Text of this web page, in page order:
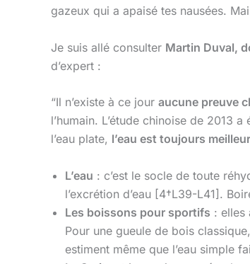
gazeux qui a apaisé tes nausées.
Je suis allé consulter Martin Duval,
d’expert :
“Il n’existe à ce jour aucune preuve
l’humain. L’étude chinoise de 2013
l’eau plate, l’eau est toujours
L’eau : c’est le socle de toute
l’excrétion d’eau [4†L39-L41].
Les boissons pour sportifs : elles
Pour une gueule de bois
estiment même que l’eau simple